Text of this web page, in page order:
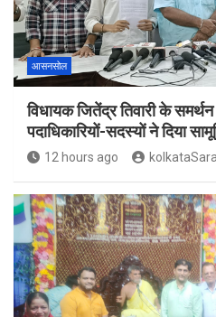
आसनसोल
विधायक जितेंद्र तिवारी के
पदाधिकारियों-सदस्यों ने दिया
12 hours ago